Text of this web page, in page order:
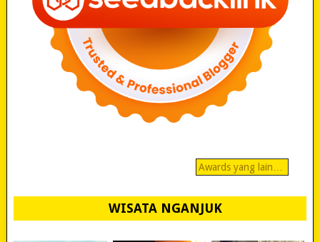
Awards yang lain…
WISATA NGANJUK